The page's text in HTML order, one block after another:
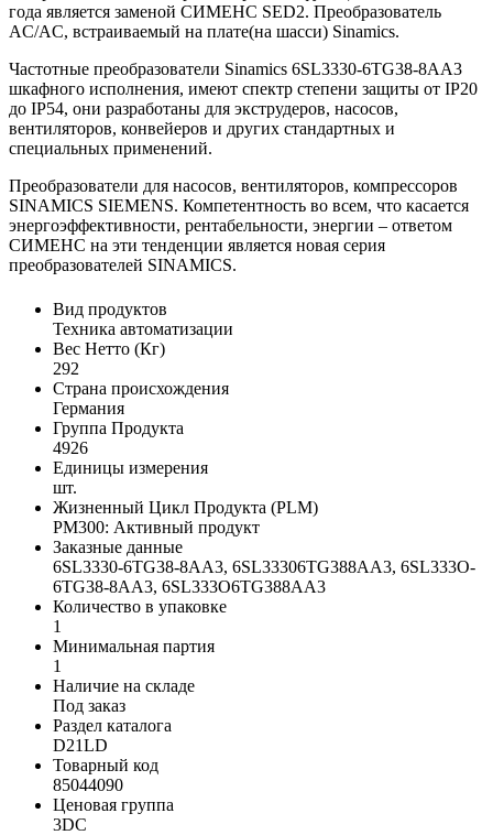
года является заменой СИМЕНС SED2. Преобразователь
AC/AC, встраиваемый на плате(на шасси) Sinamics.
Частотные преобразователи Sinamics 6SL3330-6TG38-8AA3
шкафного исполнения, имеют спектр степени защиты от IP20
до IP54, они разработаны для экструдеров, насосов,
вентиляторов, конвейеров и других стандартных и
специальных применений.
Преобразователи для насосов, вентиляторов, компрессоров
SINAMICS SIEMENS. Компетентность во всем, что касается
энергоэффективности, рентабельности, энергии – ответом
СИМЕНС на эти тенденции является новая серия
преобразователей SINAMICS.
Вид продуктов
Техника автоматизации
Вес Нетто (Кг)
292
Страна происхождения
Германия
Группа Продукта
4926
Единицы измерения
шт.
Жизненный Цикл Продукта (PLM)
PM300: Активный продукт
Заказные данные
6SL3330-6TG38-8AA3, 6SL33306TG388AA3, 6SL333O-
6TG38-8AA3, 6SL333O6TG388AA3
Количество в упаковке
1
Минимальная партия
1
Наличие на складе
Под заказ
Раздел каталога
D21LD
Товарный код
85044090
Ценовая группа
3DC